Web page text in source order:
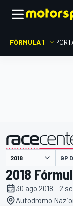
FÓRMULA 1
presentado por GP
2018
30 ago 2018 - 2
Autodromo